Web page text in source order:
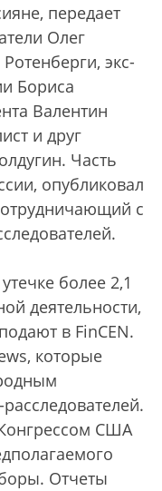
передает
Олег
экс-
Бориса
Валентин
и друг
Часть
опубликовал
с
более 2,1
деятельности,
в FinCEN.
которые
США
Отчеты